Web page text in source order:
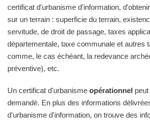
certificat d'urbanisme d'information,
sur un terrain : superficie du terrain,
servitude, de droit de passage, taxes
départementale, taxe communale et autres
comme, le cas échéant, la redevance
préventive), etc.
Un certificat d'urbanisme opérationnel
demandé. En plus des informations
d'urbanisme d'information, on trouve des